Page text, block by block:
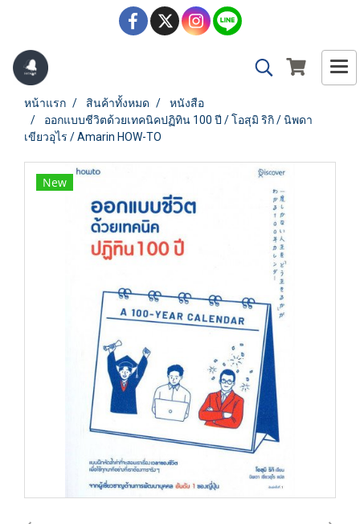
หน้าแรก สินค้าทั้งหมด
หนังสือ
ออกแบบชีวิตด้วยเทคนิคปฏิทิน 100 ปี / โอสุมิ ริกิ / นิพดา
เขียวอุไร / Amarin HOW-TO
New